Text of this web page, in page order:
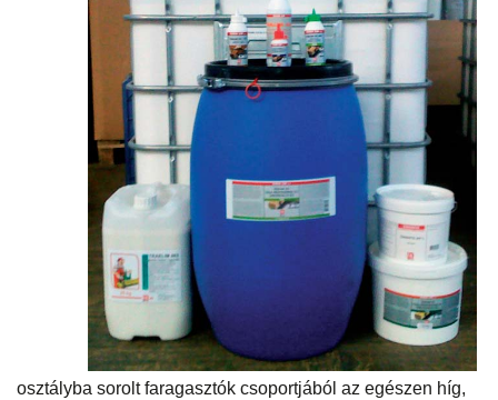
osztályba sorolt faragasztók csoportjából az egészen híg,